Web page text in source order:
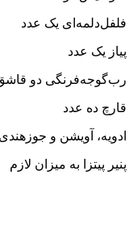
فلفل‌دلمه‌ای یک عدد
پیاز یک عدد
رب‌گوجه‌فرنگی دو
قارچ ده عدد
ادویه، آویشن و
پنیر پیتزا به میزان لازم